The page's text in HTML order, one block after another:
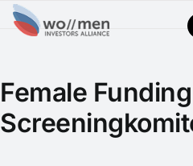
Female Funding